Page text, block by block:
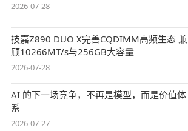
2026-07-28
技嘉Z890 DUO X完善CQDIMM高频生态 兼
顾10266MT/s与256GB大容量
2026-07-28
AI 的下一场竞争，不再是模型，而是价值体
系
2026-07-27